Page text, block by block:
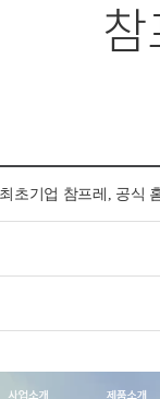
초기업 참프레, 공식